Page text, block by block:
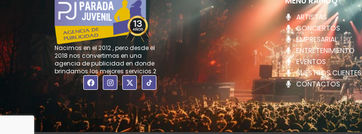
Nacimos en el 2012 , pero desde el
2018 nos convertimos en una
agencia de publicidad en donde
brindamos los mejores servicios.2
F
a
e
b
o
o
k
I
n
s
t
a
g
r
a
X
-
i
t
t
e
ARTISTAS
CONCIERTOS
EMPRESARIAL
ENTRETENIMIENTO
EVENTOS
NUESTROS CLIENTES
CONTACTOS